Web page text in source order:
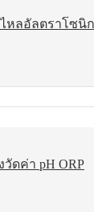
ไหลอัลตราโซ
วัดค่า pH ORP